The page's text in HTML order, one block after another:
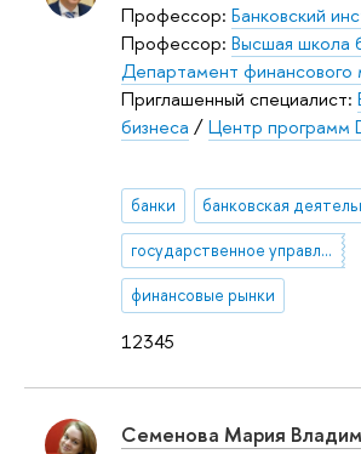
12345
Профессор: Банковский
Профессор: Высшая школа
Департамент
Приглашенный специалист:
бизнеса /Центр программ
банки банковская
государственное управление
финансовые рынки
Семенова Мария